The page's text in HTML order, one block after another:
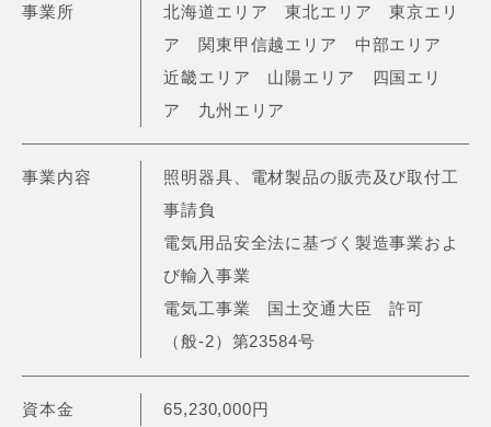
事業所
北海道エリア 東北エリア 東京エリ
ア 関東甲信越エリア 中部エリア
近畿エリア 山陽エリア 四国エリ
ア 九州エリア
事業内容
照明器具、電材製品の販売及び取付工
事請負
電気用品安全法に基づく製造事業およ
び輸入事業
電気工事業 国土交通大臣 許可
（般-2）第23584号
資本金 65,230,000円